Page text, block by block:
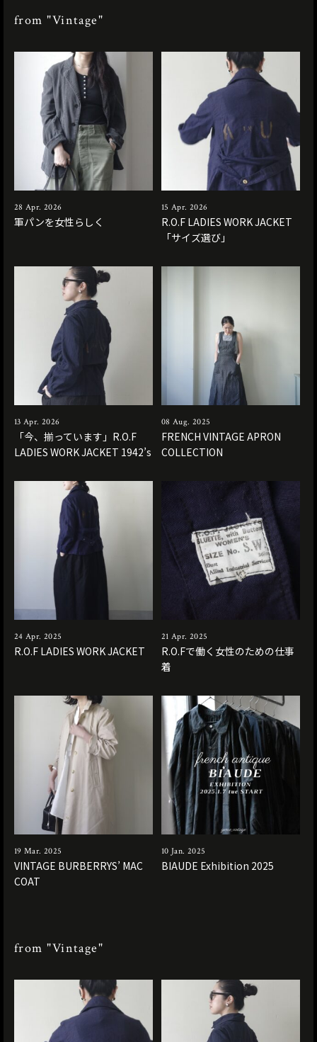
from "Vintage"
28 Apr. 2026
軍パンを女性らしく
15 Apr. 2026
R.O.F LADIES WORK JACKET
「サイズ選び」
13 Apr. 2026
「今、揃っています」R.O.F
LADIES WORK JACKET 1942’s
08 Aug. 2025
FRENCH VINTAGE APRON
COLLECTION
24 Apr. 2025
R.O.F LADIES WORK JACKET
21 Apr. 2025
R.O.Fで働く女性のための仕事
着
19 Mar. 2025
VINTAGE BURBERRYS’ MAC
COAT
10 Jan. 2025
BIAUDE Exhibition 2025
from "Vintage"